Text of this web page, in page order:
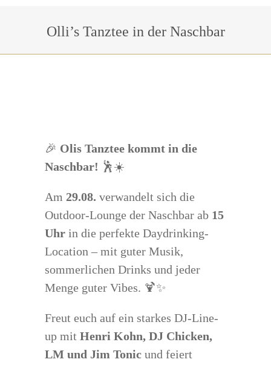
Sie befinden sich hier:
Olli’s Tanztee in der Naschbar
🎉 Olis Tanztee kommt in die
Naschbar! 🕺☀️
Am 29.08. verwandelt sich die
Outdoor-Lounge der Naschbar ab 15
Uhr in die perfekte Daydrinking-
Location – mit guter Musik,
sommerlichen Drinks und jeder
Menge guter Vibes. 🍹✨
Freut euch auf ein starkes DJ-Line-
up mit Henri Kohn, DJ Chicken,
LM und Jim Tonic und feiert